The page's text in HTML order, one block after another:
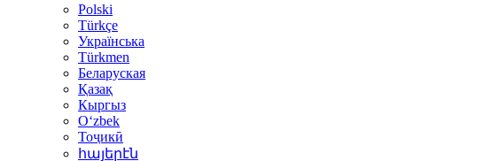
Polski
Türkçe
Українська
Türkmen
Беларуская
Қазақ
Кыргыз
Oʻzbek
Тоҷикӣ
հայերէն